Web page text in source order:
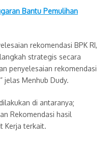
Bantu Pemulihan
rekomendasi BPK RI,
strategis secara
penyelesaian rekomendasi
jelas Menhub Dudy.
di antaranya;
Rekomendasi hasil
Kerja terkait.